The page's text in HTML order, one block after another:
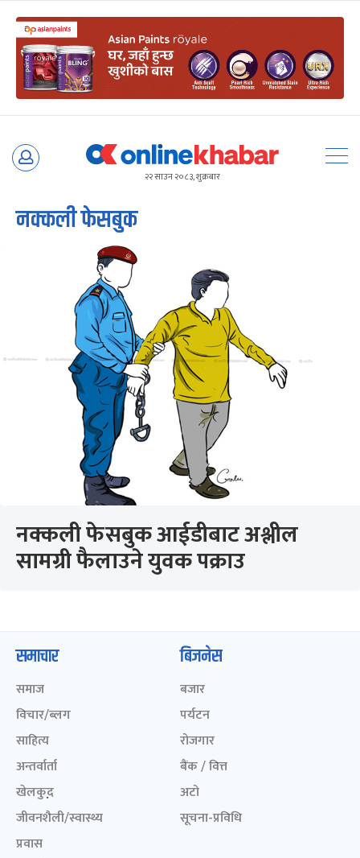
Skip
२२ साउन २०८३, शुक्रबार
नक्कली फेसबुक
नक्कली फेसबुक आईडीबाट अश्लील
सामग्री फैलाउने युवक पक्राउ
समाचार
समाज
विचार/ब्लग
साहित्य
अन्तर्वार्ता
खेलकुद़़
जीवनशैली/स्वास्थ्य
प्रवास
बिजनेस
बजार
पर्यटन
रोजगार
बैंक / वित्त
अटो
सूचना-प्रविधि